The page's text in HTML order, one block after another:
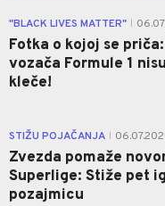
"BLACK LIVES MATTER"
Fotka o kojoj se
vozača Formule 1
kleče!
STIŽU POJAČANJA
Zvezda pomaže
Superlige: Stiže pet
pozajmicu